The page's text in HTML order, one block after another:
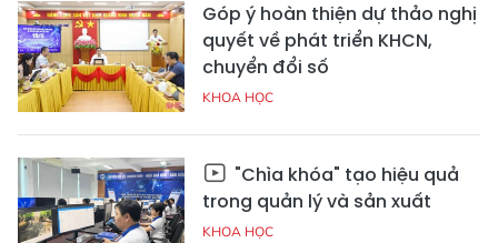
Góp ý hoàn thiện dự thảo nghị
quyết về phát triển KHCN,
chuyển đổi số
KHOA HỌC
"Chìa khóa" tạo hiệu quả
trong quản lý và sản xuất
KHOA HỌC